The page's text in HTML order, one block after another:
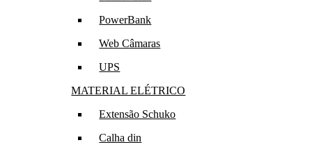
PowerBank
Web Câmaras
UPS
MATERIAL ELÉTRICO
Extensão Schuko
Calha din